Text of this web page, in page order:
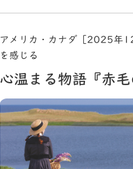
アメリカ・カナダ［2025年
を感じる
心温まる物語『赤